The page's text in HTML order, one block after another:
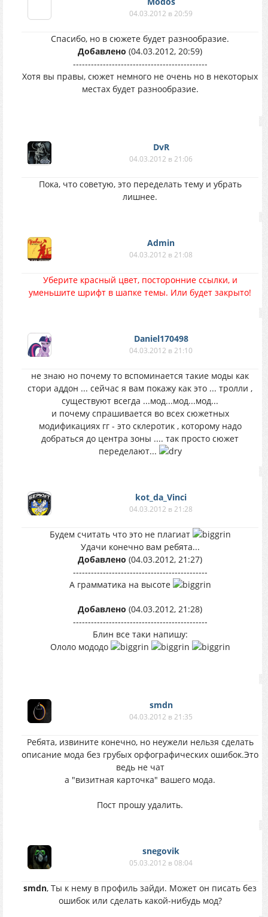
04.03.2012 в 20:59
Спасибо, но в сюжете будет разнообразие.
Добавлено (04.03.2012, 20:59)
---------------------------------------------
Хотя вы правы, сюжет немного не очень но в некоторых
местах будет разнообразие.
DvR
04.03.2012 в 21:06
Пока, что советую, это переделать тему и убрать
лишнее.
Аdmin
04.03.2012 в 21:08
Уберите красный цвет, посторонние ссылки, и
уменьшите шрифт в шапке темы. Или будет закрыто!
Daniel170498
04.03.2012 в 21:10
не знаю но почему то вспоминается такие моды как
стори аддон ... сейчас я вам покажу как это ... тролли ,
существуют всегда ...мод...мод...мод...
и почему спрашивается во всех сюжетных
модификациях гг - это склеротик , которому надо
добраться до центра зоны .... так просто сюжет
переделают...
kot_da_Vinci
04.03.2012 в 21:28
Будем считать что это не плагиат
Удачи конечно вам ребята...
Добавлено (04.03.2012, 21:27)
---------------------------------------------
А грамматика на высоте
Добавлено (04.03.2012, 21:28)
---------------------------------------------
Блин все таки напишу:
Ололо мододо
smdn
04.03.2012 в 21:35
Ребята, извините конечно, но неужели нельзя сделать
описание мода без грубых орфографических ошибок.Это
ведь не чат
а "визитная карточка" вашего мода.
Пост прошу удалить.
snegovik
05.03.2012 в 08:04
smdn, Ты к нему в профиль зайди. Может он писать без
ошибок или сделать какой-нибудь мод?